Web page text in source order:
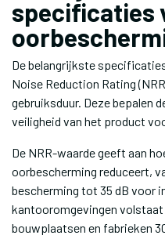
specificaties
De belangrijkste
Noise Reduction Rating
gebruiksduur. Deze bepalen
veiligheid van het product
De NRR-waarde geeft aan
oorbescherming reduceert,
bescherming tot 35 dB voor
kantooromgevingen
bouwplaatsen en fabrieken